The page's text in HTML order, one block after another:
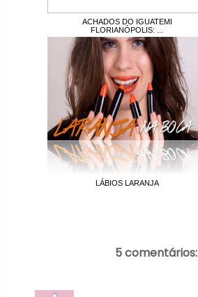
ACHADOS DO IGUATEMI
FLORIANÓPOLIS: ...
LÁBIOS LARANJA
5 comentários: